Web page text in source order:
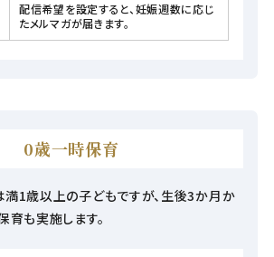
配信希望を設定すると、妊娠週数に応じ
たメルマガが届きます。
0歳一時保育
1歳以上の子どもですが、生後3か月か
も実施します。